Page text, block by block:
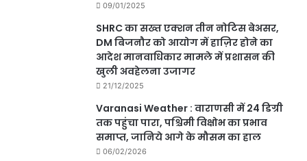
09/01/2025
SHRC का सख्त एक्शन तीन नोटिस बेअसर,
DM बिजनौर को आयोग में हाज़िर होने का
आदेश मानवाधिकार मामले में प्रशासन की
खुली अवहेलना उजागर
21/12/2025
Varanasi Weather : वाराणसी में 24 डिग्री
तक पहुंचा पारा, पश्चिमी विक्षोभ का प्रभाव
समाप्त, जानिये आगे के मौसम का हाल
06/02/2026